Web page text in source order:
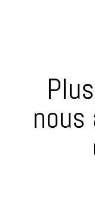
nous